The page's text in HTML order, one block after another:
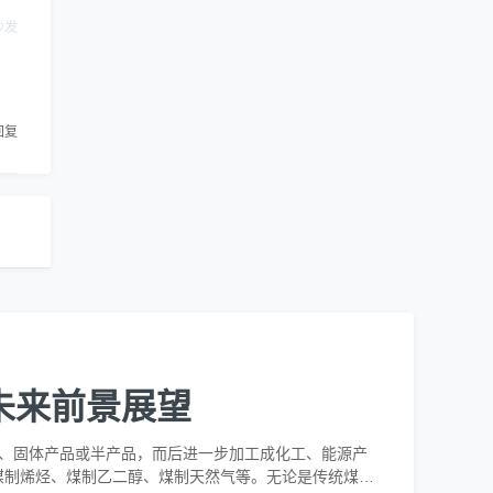
发
复
来前景展望
固体产品或半产品，而后进一步加工成化工、能源产
烯烃、煤制乙二醇、煤制天然气等。无论是传统煤化